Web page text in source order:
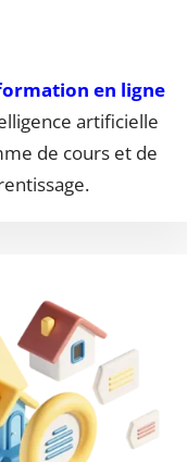
en ligne
artificielle
de cours et de